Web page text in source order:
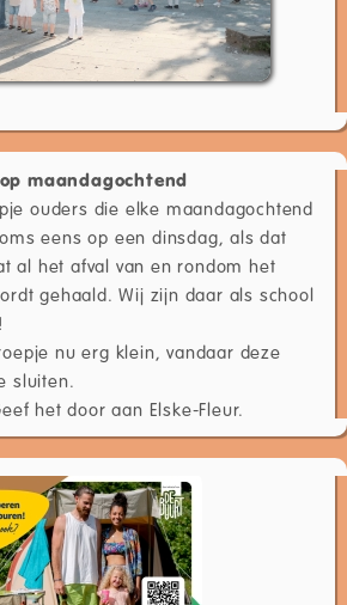
maandagochtend
ouders die elke maandagochtend
eens op een dinsdag, als dat
al het afval van en rondom het
gehaald. Wij zijn daar als school
nu erg klein, vandaar deze
sluiten.
het door aan Elske-Fleur.